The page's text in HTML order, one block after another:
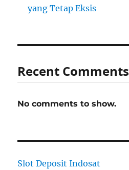
yang Tetap Eksis
Recent Comments
No comments to show.
Slot Deposit Indosat